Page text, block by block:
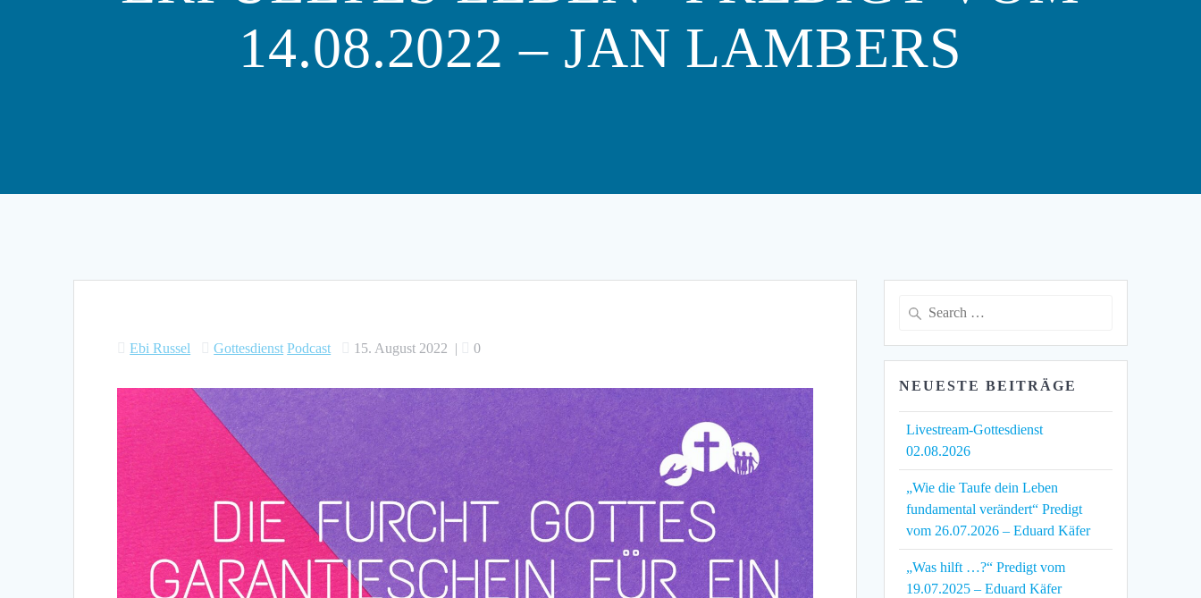
14.08.2022 – JAN LAMBERS
Ebi Russel Gottesdienst Podcast 15. August 2022 | 0
Search
NEUESTE BEITRÄGE
Livestream-Gottesdienst
02.08.2026
„Wie die Taufe dein Leben
fundamental verändert“ Predigt
vom 26.07.2026 – Eduard Käfer
„Was hilft …?“ Predigt vom
19.07.2025 – Eduard Käfer